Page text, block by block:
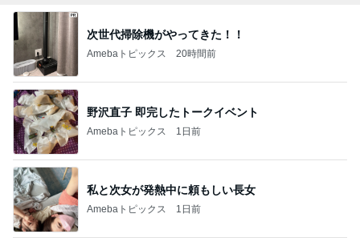
次世代掃除機がやってきた！！
Amebaトピックス 20時間前
野沢直子 即完したトークイベント
Amebaトピックス 1日前
私と次女が発熱中に頼もしい長女
Amebaトピックス 1日前